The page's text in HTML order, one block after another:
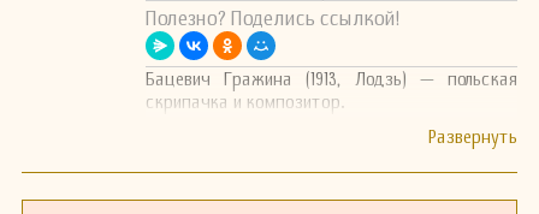
Полезно? Поделись ссылкой!
Бацевич Гражина (1913, Лодзь) — польская
скрипачка и композитор.